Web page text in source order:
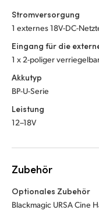
Stromversorgung
1 externes 18V-DC-
Eingang für die
1 x 2-poliger
Akkutyp
BP-U-Serie
Leistung
12–18V
Zubehör
Optionales Zubehör
Blackmagic URSA Cine